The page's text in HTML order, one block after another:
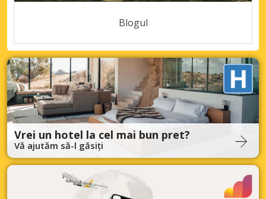
Blogul
Vrei un hotel la cel mai bun pret?
Vă ajutăm să-l găsiți